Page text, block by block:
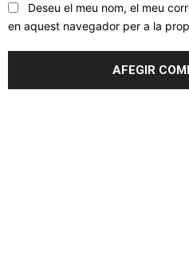
Deseu el meu nom, el meu
en aquest navegador per a la